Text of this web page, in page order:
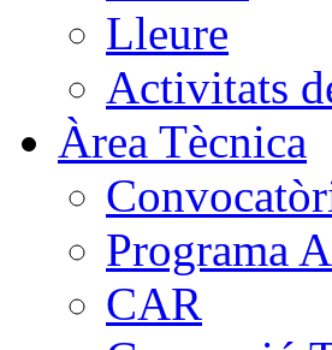
Lleure
Activitats
Àrea Tècnica
Programa
CAR